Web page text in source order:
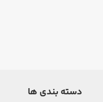
دسته بندی ها